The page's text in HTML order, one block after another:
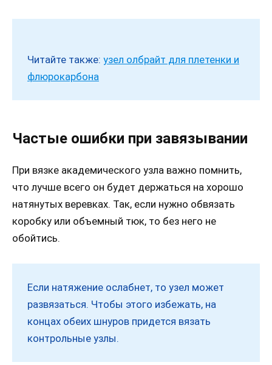
Читайте также: узел олбрайт для плетенки и
флюрокарбона
Частые ошибки при завязывании
При вязке академического узла важно помнить,
что лучше всего он будет держаться на хорошо
натянутых веревках. Так, если нужно обвязать
коробку или объемный тюк, то без него не
обойтись.
Если натяжение ослабнет, то узел может
развязаться. Чтобы этого избежать, на
концах обеих шнуров придется вязать
контрольные узлы.